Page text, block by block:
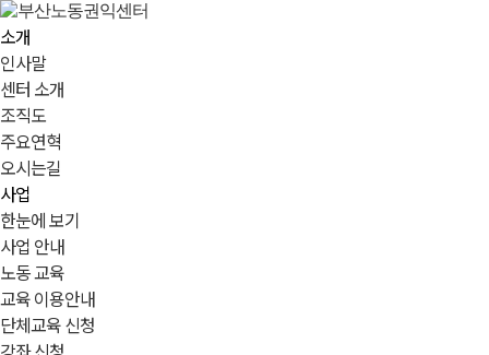
소개
인사말
센터 소개
조직도
주요연혁
오시는길
사업
한눈에 보기
사업 안내
노동 교육
교육 이용안내
단체교육 신청